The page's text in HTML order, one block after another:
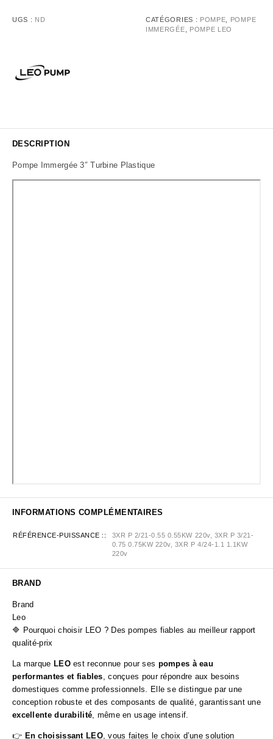
UGS : ND CATÉGORIES : POMPE
POMPE
IMMERGÉE
POMPE LEO
DESCRIPTION
Pompe Immergée 3″ Turbine Plastique
INFORMATIONS COMPLÉMENTAIRES
RÉFÉRENCE-PUISSANCE :
3XR P 2/21-0.55 0.55KW 220v, 3XR P 3/21-
0.75 0.75KW 220v, 3XR P 4/24-1.1 1.1KW
220v
BRAND
Brand
Leo
🔷 Pourquoi choisir LEO ? Des pompes fiables au meilleur rapport
qualité-prix
La marque LEOest reconnue pour ses pompes à eau
performantes et fiables, conçues pour répondre aux besoins
domestiques comme professionnels. Elle se distingue par une
conception robuste et des composants de qualité, garantissant une
excellente durabilité, même en usage intensif.
👉 En choisissant LEO, vous faites le choix d’une solution